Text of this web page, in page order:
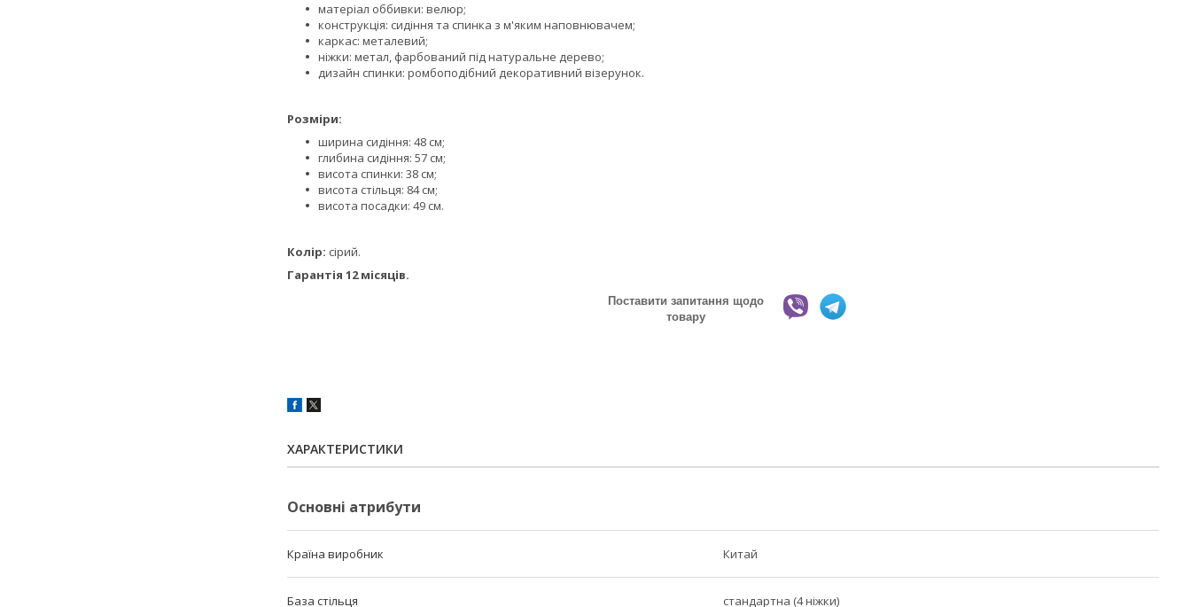
матеріал оббивки: велюр;
конструкція: сидіння та спинка з м'яким наповнювачем;
каркас: металевий;
ніжки: метал, фарбований під натуральне дерево;
дизайн спинки: ромбоподібний декоративний візерунок.
Розміри:
ширина сидіння: 48 см;
глибина сидіння: 57 см;
висота спинки: 38 см;
висота стільця: 84 см;
висота посадки: 49 см.
Колір: сірий.
Гарантія 12 місяців.
Поставити запитання щодо
товару
ХАРАКТЕРИСТИКИ
Основні атрибути
Країна виробник Китай
База стільця стандартна (4 ніжки)